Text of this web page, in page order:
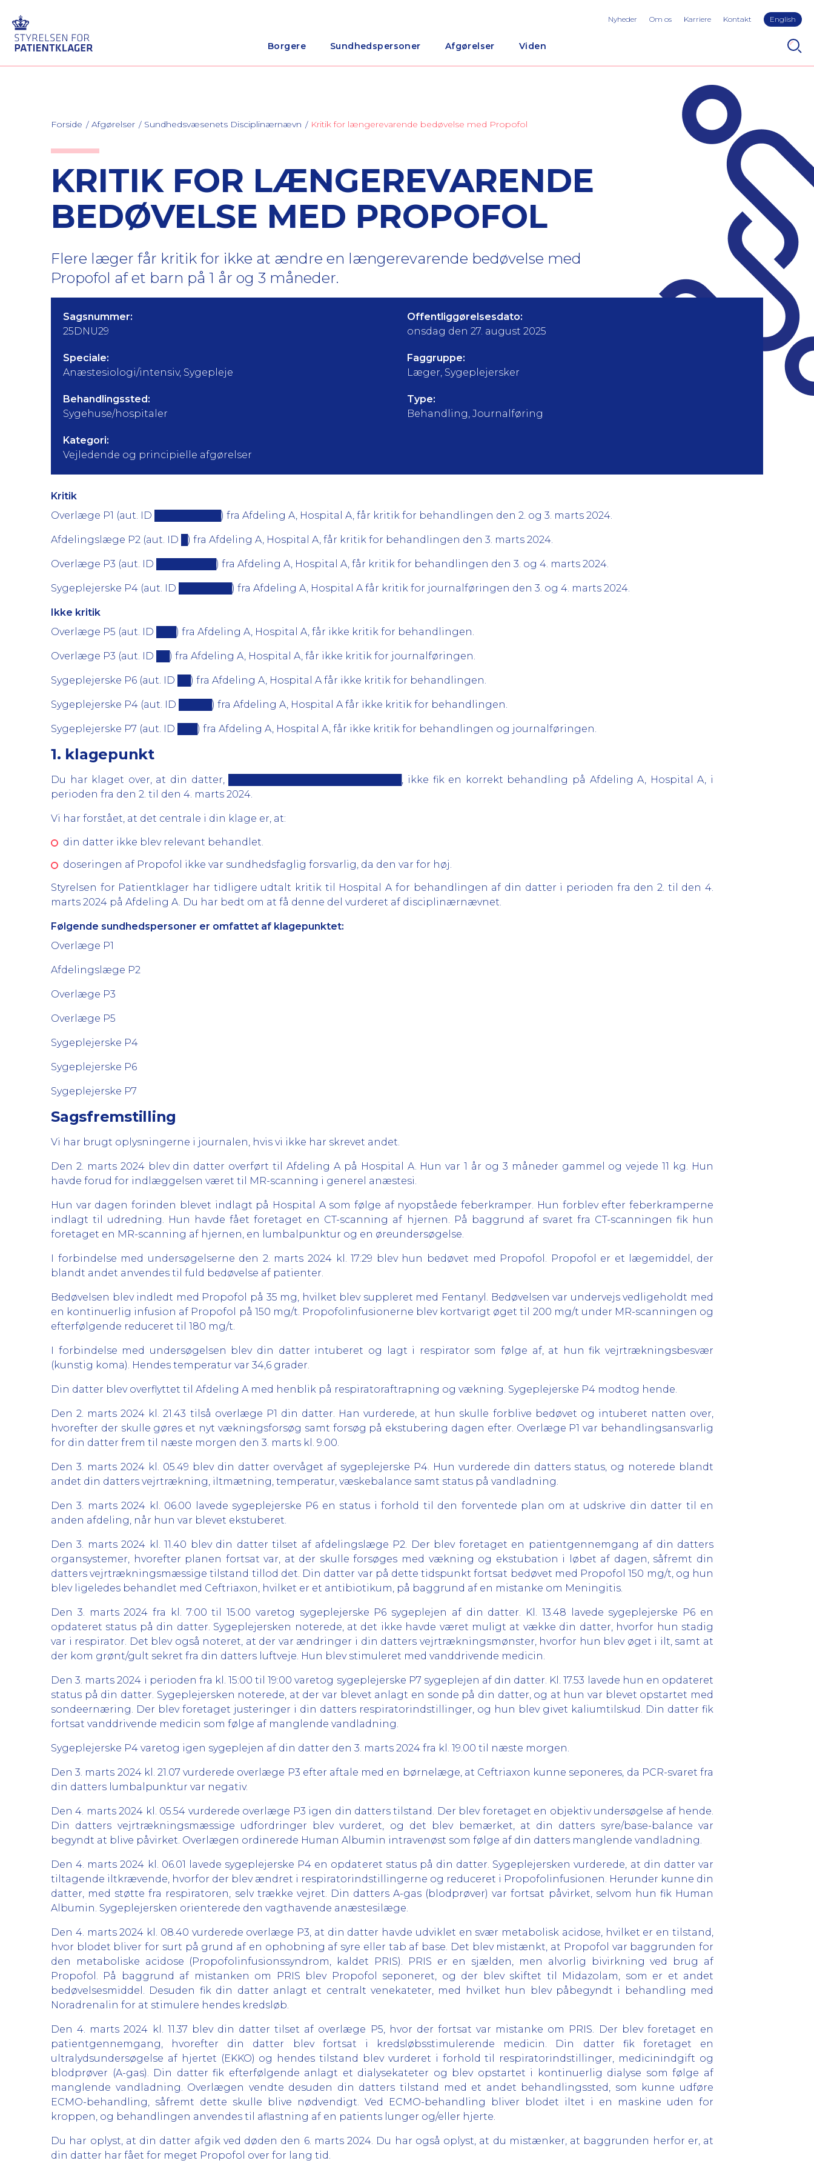
Borgere Sundhedspersoner Afgørelser Viden
Nyheder Om os Karriere Kontakt English
Forside Afgørelser Sundhedsvæsenets Disciplinærnævn Kritik for længerevarende bedøvelse med Propofol
KRITIK FOR LÆNGEREVARENDE
BEDØVELSE MED PROPOFOL
Flere læger får kritik for ikke at ændre en længerevarende bedøvelse med
Propofol af et barn på 1 år og 3 måneder.
Sagsnummer:
25DNU29
Offentliggørelsesdato:
onsdag den 27. august 2025
Speciale:
Anæstesiologi/intensiv, Sygepleje
Faggruppe:
Læger, Sygeplejersker
Behandlingssted:
Sygehuse/hospitaler
Type:
Behandling, Journalføring
Kategori:
Vejledende og principielle afgørelser
Kritik
Overlæge P1 (aut. ID ██████████) fra Afdeling A, Hospital A, får kritik for behandlingen den 2. og 3. marts 2024.
Afdelingslæge P2 (aut. ID █) fra Afdeling A, Hospital A, får kritik for behandlingen den 3. marts 2024.
Overlæge P3 (aut. ID █████████) fra Afdeling A, Hospital A, får kritik for behandlingen den 3. og 4. marts 2024.
Sygeplejerske P4 (aut. ID ████████) fra Afdeling A, Hospital A får kritik for journalføringen den 3. og 4. marts 2024.
Ikke kritik
Overlæge P5 (aut. ID ███) fra Afdeling A, Hospital A, får ikke kritik for behandlingen.
Overlæge P3 (aut. ID ██) fra Afdeling A, Hospital A, får ikke kritik for journalføringen.
Sygeplejerske P6 (aut. ID ██) fra Afdeling A, Hospital A får ikke kritik for behandlingen.
Sygeplejerske P4 (aut. ID █████) fra Afdeling A, Hospital A får ikke kritik for behandlingen.
Sygeplejerske P7 (aut. ID ███) fra Afdeling A, Hospital A, får ikke kritik for behandlingen og journalføringen.
1. klagepunkt
Du har klaget over, at din datter, ██████████████████████████, ikke fik en korrekt behandling på Afdeling A, Hospital A, i
perioden fra den 2. til den 4. marts 2024.
Vi har forstået, at det centrale i din klage er, at:
din datter ikke blev relevant behandlet.
doseringen af Propofol ikke var sundhedsfaglig forsvarlig, da den var for høj.
Styrelsen for Patientklager har tidligere udtalt kritik til Hospital A for behandlingen af din datter i perioden fra den 2. til den 4.
marts 2024 på Afdeling A. Du har bedt om at få denne del vurderet af disciplinærnævnet.
Følgende sundhedspersoner er omfattet af klagepunktet:
Overlæge P1
Afdelingslæge P2
Overlæge P3
Overlæge P5
Sygeplejerske P4
Sygeplejerske P6
Sygeplejerske P7
Sagsfremstilling
Vi har brugt oplysningerne i journalen, hvis vi ikke har skrevet andet.
Den 2. marts 2024 blev din datter overført til Afdeling A på Hospital A. Hun var 1 år og 3 måneder gammel og vejede 11 kg. Hun
havde forud for indlæggelsen været til MR-scanning i generel anæstesi.
Hun var dagen forinden blevet indlagt på Hospital A som følge af nyopståede feberkramper. Hun forblev efter feberkramperne
indlagt til udredning. Hun havde fået foretaget en CT-scanning af hjernen. På baggrund af svaret fra CT-scanningen fik hun
foretaget en MR-scanning af hjernen, en lumbalpunktur og en øreundersøgelse.
I forbindelse med undersøgelserne den 2. marts 2024 kl. 17:29 blev hun bedøvet med Propofol. Propofol er et lægemiddel, der
blandt andet anvendes til fuld bedøvelse af patienter.
Bedøvelsen blev indledt med Propofol på 35 mg, hvilket blev suppleret med Fentanyl. Bedøvelsen var undervejs vedligeholdt med
en kontinuerlig infusion af Propofol på 150 mg/t. Propofolinfusionerne blev kortvarigt øget til 200 mg/t under MR-scanningen og
efterfølgende reduceret til 180 mg/t.
I forbindelse med undersøgelsen blev din datter intuberet og lagt i respirator som følge af, at hun fik vejrtrækningsbesvær
(kunstig koma). Hendes temperatur var 34,6 grader.
Din datter blev overflyttet til Afdeling A med henblik på respiratoraftrapning og vækning. Sygeplejerske P4 modtog hende.
Den 2. marts 2024 kl. 21.43 tilså overlæge P1 din datter. Han vurderede, at hun skulle forblive bedøvet og intuberet natten over,
hvorefter der skulle gøres et nyt vækningsforsøg samt forsøg på ekstubering dagen efter. Overlæge P1 var behandlingsansvarlig
for din datter frem til næste morgen den 3. marts kl. 9.00.
Den 3. marts 2024 kl. 05.49 blev din datter overvåget af sygeplejerske P4. Hun vurderede din datters status, og noterede blandt
andet din datters vejrtrækning, iltmætning, temperatur, væskebalance samt status på vandladning.
Den 3. marts 2024 kl. 06.00 lavede sygeplejerske P6 en status i forhold til den forventede plan om at udskrive din datter til en
anden afdeling, når hun var blevet ekstuberet.
Den 3. marts 2024 kl. 11.40 blev din datter tilset af afdelingslæge P2. Der blev foretaget en patientgennemgang af din datters
organsystemer, hvorefter planen fortsat var, at der skulle forsøges med vækning og ekstubation i løbet af dagen, såfremt din
datters vejrtrækningsmæssige tilstand tillod det. Din datter var på dette tidspunkt fortsat bedøvet med Propofol 150 mg/t, og hun
blev ligeledes behandlet med Ceftriaxon, hvilket er et antibiotikum, på baggrund af en mistanke om Meningitis.
Den 3. marts 2024 fra kl. 7:00 til 15:00 varetog sygeplejerske P6 sygeplejen af din datter. Kl. 13.48 lavede sygeplejerske P6 en
opdateret status på din datter. Sygeplejersken noterede, at det ikke havde været muligt at vække din datter, hvorfor hun stadig
var i respirator. Det blev også noteret, at der var ændringer i din datters vejrtrækningsmønster, hvorfor hun blev øget i ilt, samt at
der kom grønt/gult sekret fra din datters luftveje. Hun blev stimuleret med vanddrivende medicin.
Den 3. marts 2024 i perioden fra kl. 15:00 til 19:00 varetog sygeplejerske P7 sygeplejen af din datter. Kl. 17.53 lavede hun en opdateret
status på din datter. Sygeplejersken noterede, at der var blevet anlagt en sonde på din datter, og at hun var blevet opstartet med
sondeernæring. Der blev foretaget justeringer i din datters respiratorindstillinger, og hun blev givet kaliumtilskud. Din datter fik
fortsat vanddrivende medicin som følge af manglende vandladning.
Sygeplejerske P4 varetog igen sygeplejen af din datter den 3. marts 2024 fra kl. 19.00 til næste morgen.
Den 3. marts 2024 kl. 21.07 vurderede overlæge P3 efter aftale med en børnelæge, at Ceftriaxon kunne seponeres, da PCR-svaret fra
din datters lumbalpunktur var negativ.
Den 4. marts 2024 kl. 05.54 vurderede overlæge P3 igen din datters tilstand. Der blev foretaget en objektiv undersøgelse af hende.
Din datters vejrtrækningsmæssige udfordringer blev vurderet, og det blev bemærket, at din datters syre/base-balance var
begyndt at blive påvirket. Overlægen ordinerede Human Albumin intravenøst som følge af din datters manglende vandladning.
Den 4. marts 2024 kl. 06.01 lavede sygeplejerske P4 en opdateret status på din datter. Sygeplejersken vurderede, at din datter var
tiltagende iltkrævende, hvorfor der blev ændret i respiratorindstillingerne og reduceret i Propofolinfusionen. Herunder kunne din
datter, med støtte fra respiratoren, selv trække vejret. Din datters A-gas (blodprøver) var fortsat påvirket, selvom hun fik Human
Albumin. Sygeplejersken orienterede den vagthavende anæstesilæge.
Den 4. marts 2024 kl. 08.40 vurderede overlæge P3, at din datter havde udviklet en svær metabolisk acidose, hvilket er en tilstand,
hvor blodet bliver for surt på grund af en ophobning af syre eller tab af base. Det blev mistænkt, at Propofol var baggrunden for
den metaboliske acidose (Propofolinfusionssyndrom, kaldet PRIS). PRIS er en sjælden, men alvorlig bivirkning ved brug af
Propofol. På baggrund af mistanken om PRIS blev Propofol seponeret, og der blev skiftet til Midazolam, som er et andet
bedøvelsesmiddel. Desuden fik din datter anlagt et centralt venekateter, med hvilket hun blev påbegyndt i behandling med
Noradrenalin for at stimulere hendes kredsløb.
Den 4. marts 2024 kl. 11.37 blev din datter tilset af overlæge P5, hvor der fortsat var mistanke om PRIS. Der blev foretaget en
patientgennemgang, hvorefter din datter blev fortsat i kredsløbsstimulerende medicin. Din datter fik foretaget en
ultralydsundersøgelse af hjertet (EKKO) og hendes tilstand blev vurderet i forhold til respiratorindstillinger, medicinindgift og
blodprøver (A-gas). Din datter fik efterfølgende anlagt et dialysekateter og blev opstartet i kontinuerlig dialyse som følge af
manglende vandladning. Overlægen vendte desuden din datters tilstand med et andet behandlingssted, som kunne udføre
ECMO-behandling, såfremt dette skulle blive nødvendigt. Ved ECMO-behandling bliver blodet iltet i en maskine uden for
kroppen, og behandlingen anvendes til aflastning af en patients lunger og/eller hjerte.
Du har oplyst, at din datter afgik ved døden den 6. marts 2024. Du har også oplyst, at du mistænker, at baggrunden herfor er, at
din datter har fået for meget Propofol over for lang tid.